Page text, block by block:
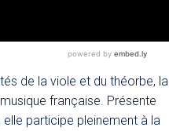
de la viole et du théorbe, la
française. Présente
elle participe pleinement à la